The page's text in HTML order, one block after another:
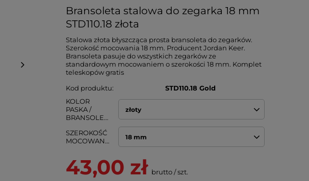
Bransoleta stalowa do zegarka 18 mm
STD110.18 złota
Stalowa złota błyszcząca prosta bransoleta do zegarków.
Szerokość mocowania 18 mm. Producent Jordan Keer.
Bransoleta pasuje do wszystkich zegarków ze
standardowym mocowaniem o szerokości 18 mm. Komplet
teleskopów gratis
Kod produktu
STD110.18 Gold
KOLOR
PASKA /
BRANSOLETY
złoty
SZEROKOŚĆ
MOCOWANIA
18 mm
43,00 zł brutto/szt.